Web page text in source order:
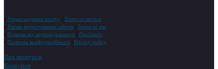
• Умови надання послуг
Terms of service
• Умови користування сайтом
Terms of use
• Відмова від відповідальності
Disclaimer
• Політика конфіденційності Privacy policy
Про конкурси
Конкурси